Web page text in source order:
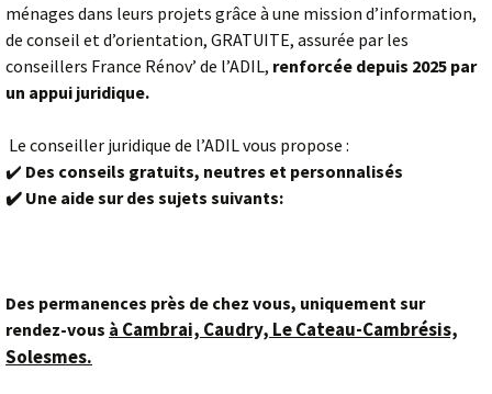
ménages dans leurs projets grâce à une mission d’information,
de conseil et d’orientation, GRATUITE, assurée par les
conseillers France Rénov’ de l’ADIL, renforcée depuis 2025 par
un appui juridique.
Le conseiller juridique de l’ADIL vous propose :
✔️ Des conseils gratuits, neutres et personnalisés
✔️ Une aide sur des sujets suivants:
Des permanences près de chez vous, uniquement sur
rendez-vous à Cambrai, Caudry, Le Cateau-Cambrésis,
Solesmes.